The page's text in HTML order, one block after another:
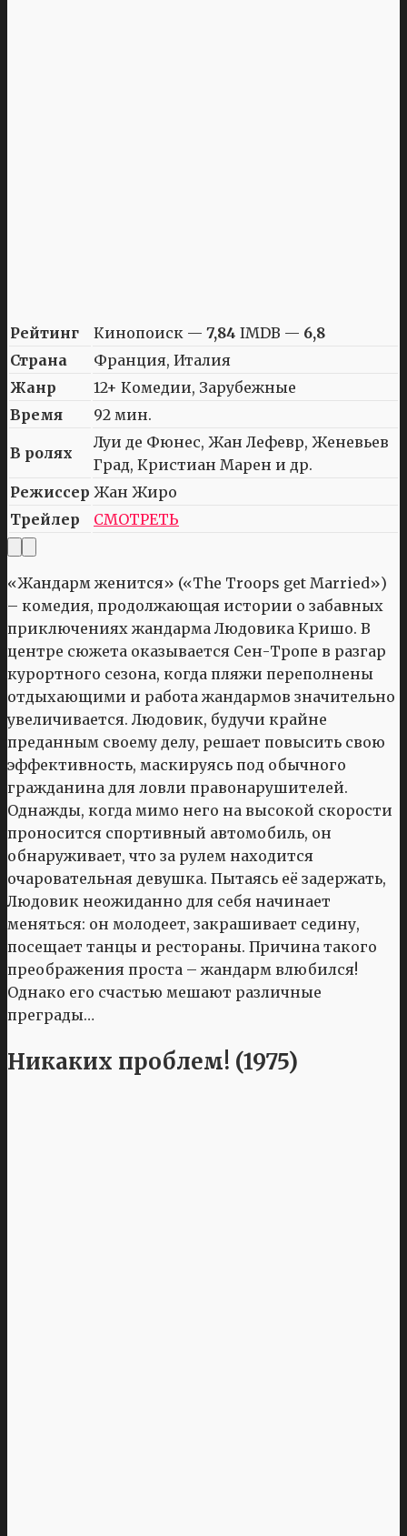
Рейтинг Кинопоиск — 7,84 IMDB — 6,8
Страна
Франция, Италия
Жанр
12+ Комедии, Зарубежные
Время
92 мин.
В ролях
Луи де Фюнес, Жан Лефевр, Женевьев
Град, Кристиан Марен и др.
Режиссер Жан Жиро
Трейлер
СМОТРЕТЬ
«Жандарм женится» («The Troops get Married»)
– комедия, продолжающая истории о забавных
приключениях жандарма Людовика Кришо. В
центре сюжета оказывается Сен-Тропе в разгар
курортного сезона, когда пляжи переполнены
отдыхающими и работа жандармов значительно
увеличивается. Людовик, будучи крайне
преданным своему делу, решает повысить свою
эффективность, маскируясь под обычного
гражданина для ловли правонарушителей.
Однажды, когда мимо него на высокой скорости
проносится спортивный автомобиль, он
обнаруживает, что за рулем находится
очаровательная девушка. Пытаясь её задержать,
Людовик неожиданно для себя начинает
меняться: он молодеет, закрашивает седину,
посещает танцы и рестораны. Причина такого
преображения проста – жандарм влюбился!
Однако его счастью мешают различные
преграды…
Никаких проблем! (1975)